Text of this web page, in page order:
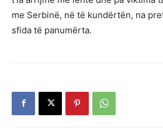
me Serbinë, në të kundërtën, na
sfida të panumërta.